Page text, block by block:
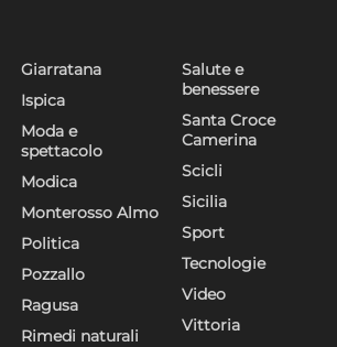
Giarratana
Ispica
Moda e
spettacolo
Modica
Monterosso Almo
Politica
Pozzallo
Ragusa
Rimedi naturali
Salute e
benessere
Santa Croce
Camerina
Scicli
Sicilia
Sport
Tecnologie
Video
Vittoria